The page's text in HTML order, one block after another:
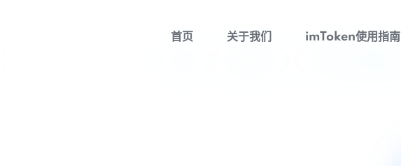
首页 关于我们 imToken使用指南